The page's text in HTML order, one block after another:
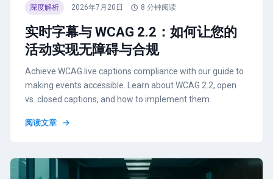
深度解析 2026年7月20日 8 分钟阅读
实时字幕与 WCAG 2.2：如何让您的
活动实现无障碍与合规
Achieve WCAG live captions compliance with our guide to
making events accessible. Learn about WCAG 2.2, open
vs. closed captions, and how to implement them.
阅读文章